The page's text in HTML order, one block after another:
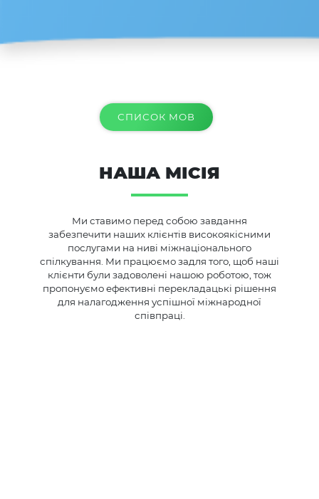
СПИСОК МОВ
НАША МІСІЯ
Ми ставимо перед собою завдання
забезпечити наших клієнтів високоякісними
послугами на ниві міжнаціонального
спілкування. Ми працюємо задля того, щоб наші
клієнти були задоволені нашою роботою, тож
пропонуємо ефективні перекладацькі рішення
для налагодження успішної міжнародної
співпраці.